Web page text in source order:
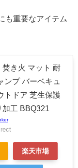
も重要なアイテム
焚き火 マット 耐
ンプ バーベキュ
トドア 芝生保護
加工 BBQ321
楽天市場